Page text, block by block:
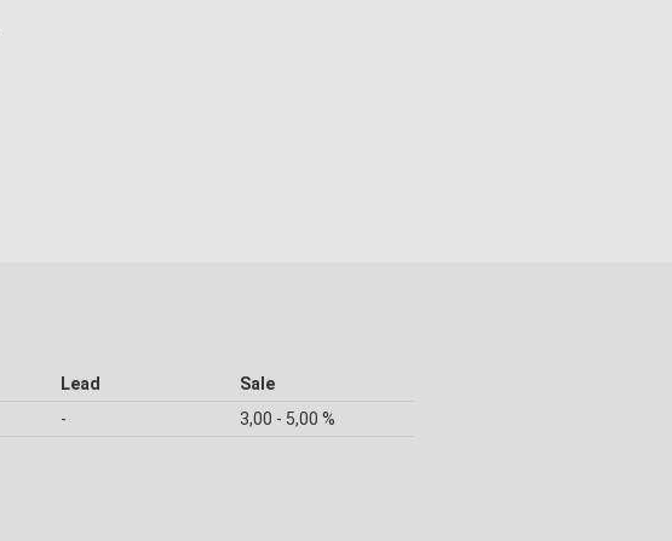
Lead
Sale
- 3,00 - 5,00 %